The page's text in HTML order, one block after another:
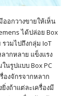
อกวางขายให้เห็น
ได้ปล่อย Box
รวมไปถึงกลุ่ม IoT
ากหลาย แข็งแรง
นรูปแบบ Box PC
องจักรจากหลาก
งถ้าแต่ละเครื่องมี